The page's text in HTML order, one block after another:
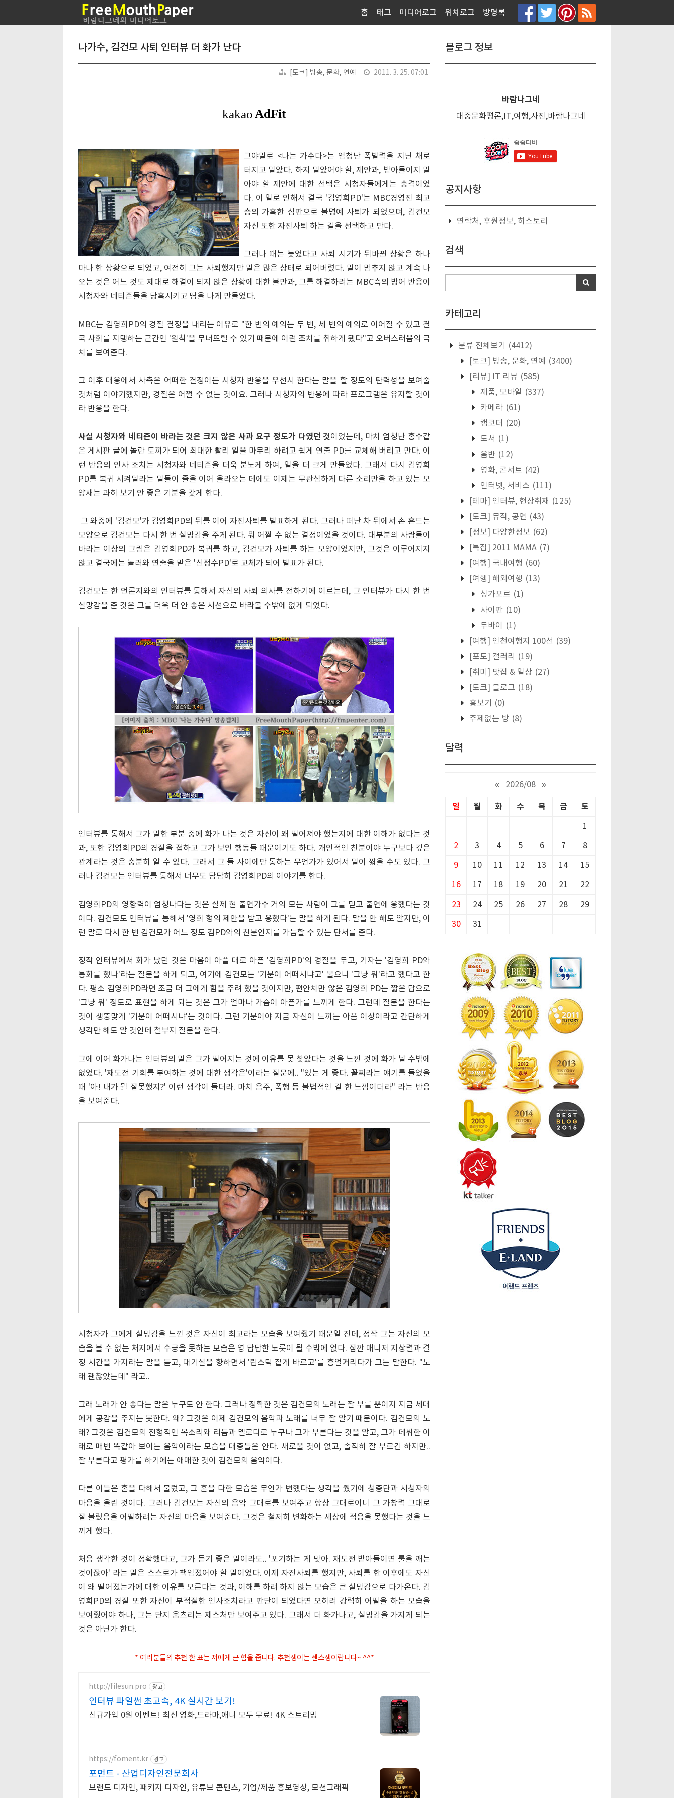
홈 태그 미디어로그 위치로그 방명록
나가수, 김건모 사퇴 인터뷰 더 화가 난다
[토크] 방송, 문화, 연예 2011. 3. 25. 07:01
그야말로 <나는 가수다>는 엄청난 폭발력을 지닌 채로
터지고 말았다. 하지 말았어야 할, 제안과, 받아들이지 말
아야 할 제안에 대한 선택은 시청자들에게는 충격이었
다. 이 일로 인해서 결국 '김영희PD'는 MBC경영진 최고
층의 가혹한 심판으로 불명예 사퇴가 되었으며, 김건모
자신 또한 자진사퇴 하는 길을 선택하고 만다.
그러나 때는 늦었다고 사퇴 시기가 뒤바뀐 상황은 하나
마나 한 상황으로 되었고, 여전히 그는 사퇴했지만 말은 많은 상태로 되어버렸다. 말이 멈추지 않고 계속 나
오는 것은 어느 것도 제대로 해결이 되지 않은 상황에 대한 불만과, 그를 해결하려는 MBC측의 방어 반응이
시청자와 네티즌들을 당혹시키고 땀을 나게 만들었다.
MBC는 김영희PD의 경질 결정을 내리는 이유로 "한 번의 예외는 두 번, 세 번의 예외로 이어질 수 있고 결
국 사회를 지탱하는 근간인 '원칙'을 무너뜨릴 수 있기 때문에 이런 조치를 취하게 됐다"고 오버스러움의 극
치를 보여준다.
그 이후 대응에서 사측은 어떠한 결정이든 시청자 반응을 우선시 한다는 말을 할 정도의 탄력성을 보여줄
것처럼 이야기했지만, 경질은 어쩔 수 없는 것이요. 그러나 시청자의 반응에 따라 프로그램은 유지할 것이
라 반응을 한다.
사실 시청자와 네티즌이 바라는 것은 크지 않은 사과 요구 정도가 다였던 것이었는데, 마치 엄청난 홍수같
은 게시판 글에 놀란 토끼가 되어 최대한 빨리 일을 마무리 하려고 쉽게 연출 PD를 교체해 버리고 만다. 이
런 반응의 인사 조치는 시청자와 네티즌을 더욱 분노케 하여, 일을 더 크게 만들었다. 그래서 다시 김영희
PD를 복귀 시켜달라는 말들이 줄을 이어 올라오는 데에도 이제는 무관심하게 다른 소리만을 하고 있는 모
양새는 과히 보기 안 좋은 기분을 갖게 한다.
그 와중에 '김건모'가 김영희PD의 뒤를 이어 자진사퇴를 발표하게 된다. 그러나 떠난 차 뒤에서 손 흔드는
모양으로 김건모는 다시 한 번 실망감을 주게 된다. 뭐 어쩔 수 없는 결정이었을 것이다. 대부분의 사람들이
바라는 이상의 그림은 김영희PD가 복귀를 하고, 김건모가 사퇴를 하는 모양이었지만, 그것은 이루어지지
않고 결국에는 놀러와 연출을 맡은 '신정수PD'로 교체가 되어 발표가 된다.
김건모는 한 언론지와의 인터뷰를 통해서 자신의 사퇴 의사를 전하기에 이르는데, 그 인터뷰가 다시 한 번
실망감을 준 것은 그를 더욱 더 안 좋은 시선으로 바라볼 수밖에 없게 되었다.
인터뷰를 통해서 그가 말한 부분 중에 화가 나는 것은 자신이 왜 떨어져야 했는지에 대한 이해가 없다는 것
과, 또한 김영희PD의 경질을 접하고 그가 보인 행동들 때문이기도 하다. 개인적인 친분이야 누구보다 깊은
관계라는 것은 충분히 알 수 있다. 그래서 그 둘 사이에만 통하는 무언가가 있어서 말이 짧을 수도 있다. 그
러나 김건모는 인터뷰를 통해서 너무도 담담히 김영희PD의 이야기를 한다.
김영희PD의 영향력이 엄청나다는 것은 실제 현 출연가수 거의 모든 사람이 그를 믿고 출연에 응했다는 것
이다. 김건모도 인터뷰를 통해서 '영희 형의 제안을 받고 응했다'는 말을 하게 된다. 말을 안 해도 알지만, 이
런 말로 다시 한 번 김건모가 어느 정도 김PD와의 친분인지를 가늠할 수 있는 단서를 준다.
정작 인터뷰에서 화가 났던 것은 마음이 아플 대로 아픈 '김영희PD'의 경질을 두고, 기자는 '김영희 PD와
통화를 했나'라는 질문을 하게 되고, 여기에 김건모는 '기분이 어떠시냐고' 물으니 '그냥 뭐'라고 했다고 한
다. 평소 김영희PD라면 조금 더 그에게 힘을 주려 했을 것이지만, 편안치만 않은 김영희 PD는 짧은 답으로
'그냥 뭐' 정도로 표현을 하게 되는 것은 그가 얼마나 가슴이 아픈가를 느끼게 한다. 그런데 질문을 한다는
것이 생뚱맞게 '기분이 어떠시냐'는 것이다. 그런 기분이야 지금 자신이 느끼는 아픔 이상이라고 간단하게
생각만 해도 알 것인데 철부지 질문을 한다.
그에 이어 화가나는 인터뷰의 말은 그가 떨어지는 것에 이유를 못 찾았다는 것을 느낀 것에 화가 날 수밖에
없었다. '재도전 기회를 부여하는 것에 대한 생각은'이라는 질문에.. "있는 게 좋다. 꼴찌라는 얘기를 들었을
때 '아! 내가 뭘 잘못했지?' 이런 생각이 들더라. 마치 음주, 폭행 등 불법적인 걸 한 느낌이더라" 라는 반응
을 보여준다.
시청자가 그에게 실망감을 느낀 것은 자신이 최고라는 모습을 보여줬기 때문일 진데, 정작 그는 자신의 모
습을 볼 수 없는 처지에서 수긍을 못하는 모습은 영 답답한 노릇이 될 수밖에 없다. 잠깐 매니저 지상렬과 결
정 시간을 가지라는 말을 듣고, 대기실을 향하면서 '립스틱 짙게 바르고'를 흥얼거리다가 그는 말한다. "노
래 괜찮았는데" 라고..
그래 노래가 안 좋다는 말은 누구도 안 한다. 그러나 정확한 것은 김건모의 노래는 잘 부를 뿐이지 지금 세대
에게 공감을 주지는 못한다. 왜? 그것은 이제 김건모의 음악과 노래를 너무 잘 알기 때문이다. 김건모의 노
래? 그것은 김건모의 전형적인 목소리와 리듬과 멜로디로 누구나 그가 부른다는 것을 알고, 그가 데뷔한 이
래로 매번 똑같아 보이는 음악이라는 모습을 대중들은 안다. 새로울 것이 없고, 솔직히 잘 부르긴 하지만..
잘 부른다고 평가를 하기에는 애매한 것이 김건모의 음악이다.
다른 이들은 혼을 다해서 불렀고, 그 혼을 다한 모습은 무언가 변했다는 생각을 줬기에 청중단과 시청자의
마음을 울린 것이다. 그러나 김건모는 자신의 음악 그대로를 보여주고 항상 그대로이니 그 가창력 그대로
잘 불렀음을 어필하려는 자신의 마음을 보여준다. 그것은 철저히 변화하는 세상에 적응을 못했다는 것을 느
끼게 했다.
처음 생각한 것이 정확했다고, 그가 듣기 좋은 말이라도.. '포기하는 게 맞아. 재도전 받아들이면 룰을 깨는
것이잖아' 라는 말은 스스로가 책임졌어야 할 말이었다. 이제 자진사퇴를 했지만, 사퇴를 한 이후에도 자신
이 왜 떨어졌는가에 대한 이유를 모른다는 것과, 이해를 하려 하지 않는 모습은 큰 실망감으로 다가온다. 김
영희PD의 경질 또한 자신이 부적절한 인사조치라고 판단이 되었다면 오히려 강력히 어필을 하는 모습을
보여줬어야 하나, 그는 단지 움츠리는 제스처만 보여주고 있다. 그래서 더 화가나고, 실망감을 가지게 되는
것은 아닌가 한다.
* 여러분들의 추천 한 표는 저에게 큰 힘을 줍니다. 추천쟁이는 센스쟁이랍니다~ ^^*
http://filesun.pro 광고
인터뷰 파일썬 초고속, 4K 실시간 보기!
신규가입 0원 이벤트! 최신 영화,드라마,애니 모두 무료! 4K 스트리밍
https://foment.kr 광고
포먼트 - 산업디자인전문회사
브랜드 디자인, 패키지 디자인, 유튜브 콘텐츠, 기업/제품 홍보영상, 모션그래픽
블로그 정보
바람나그네
대중문화평론,IT,여행,사진,바람나그네
공지사항
연락처, 후원정보, 히스토리
검색
카테고리
분류 전체보기
(4412)
[토크] 방송, 문화, 연예
(3400)
[리뷰] IT 리뷰 (585)
제품, 모바일 (337)
카메라 (61)
캠코더 (20)
도서 (1)
음반 (12)
영화, 콘서트 (42)
인터넷, 서비스 (111)
[테마] 인터뷰, 현장취재 (125)
[토크] 뮤직, 공연 (43)
[정보] 다양한정보 (62)
[특집] 2011 MAMA (7)
[여행] 국내여행 (60)
[여행] 해외여행 (13)
싱가포르 (1)
사이판 (10)
두바이
(1)
[여행] 인천여행지 100선 (39)
[포토] 갤러리
(19)
[취미] 맛집 & 일상 (27)
[토크] 블로그 (18)
흉보기
(0)
주제없는 방 (8)
달력
« 2026/08 »
일 월 화 수 목 금 토
1
2 3 4 5 6 7 8
9 10 11 12 13 14 15
16 17 18 19 20 21 22
23 24 25 26 27 28 29
30 31